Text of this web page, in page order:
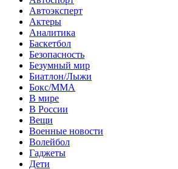
Автоэксперт
Актеры
Аналитика
Баскетбол
Безопасность
Безумный мир
Биатлон/Лыжи
Бокс/MMA
В мире
В России
Вещи
Военные новости
Волейбол
Гаджеты
Дети